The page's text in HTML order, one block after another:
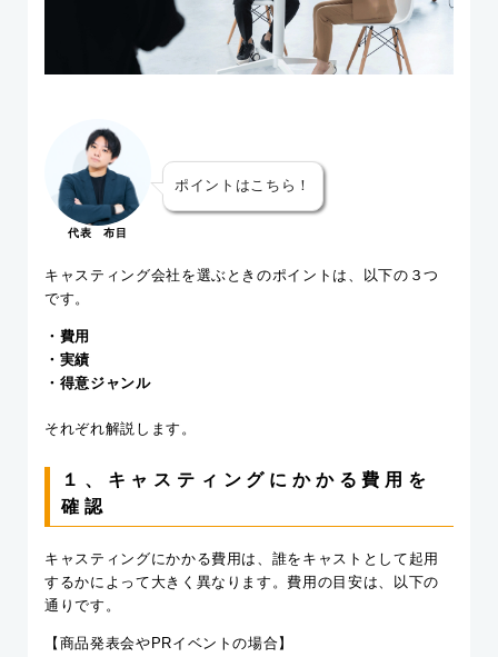
代表 布目
ポイントはこちら！
キャスティング会社を選ぶときのポイントは、以下の３つ
です。
・費用
・実績
・得意ジャンル
それぞれ解説します。
１、キャスティングにかかる費用を
確認
キャスティングにかかる費用は、誰をキャストとして起用
するかによって大きく異なります。費用の目安は、以下の
通りです。
【商品発表会やPRイベントの場合】